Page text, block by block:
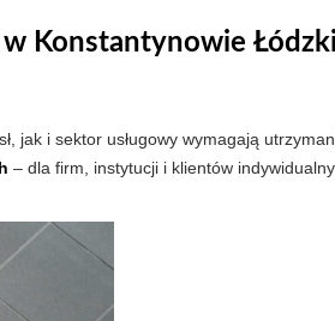
Konstantynowie
jak i sektor usługowy wymagają
– dla firm, instytucji i klientów